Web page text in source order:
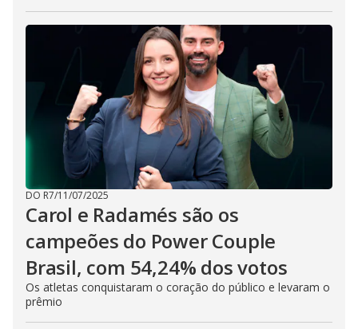
DO R7/11/07/2025
Carol e Radamés são os
campeões do Power Couple
Brasil, com 54,24% dos votos
Os atletas conquistaram o coração do público e levaram o
prêmio